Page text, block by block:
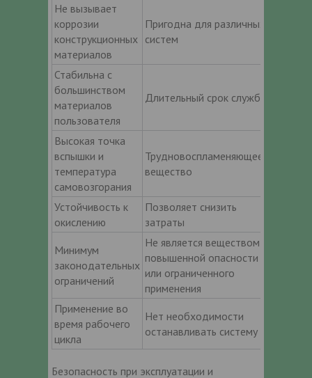
Не вызывает
коррозии
конструкционных
материалов
Пригодна для различных
систем
Стабильна с
большинством
материалов
пользователя
Длительный срок службы
Высокая точка
вспышки и
температура
самовозгорания
Трудновоспламеняющееся
вещество
Устойчивость к
окислению
Позволяет снизить
затраты
Минимум
законодательных
ограничений
Не является веществом
повышенной опасности
или ограниченного
применения
Применение во
время рабочего
цикла
Нет необходимости
останавливать систему
Безопасность при эксплуатации и